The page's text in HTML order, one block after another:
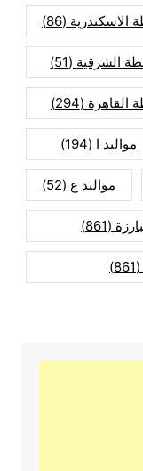
الاسكندرية (86)
الشرقية (51)
القاهرة (294)
مواليد ا (194)
مواليد ع (52)
(861)
(861)